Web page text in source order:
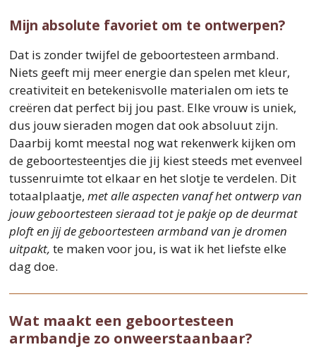
Mijn absolute favoriet om te ontwerpen?
Dat is zonder twijfel de geboortesteen armband.
Niets geeft mij meer energie dan spelen met kleur,
creativiteit en betekenisvolle materialen om iets te
creëren dat perfect bij jou past. Elke vrouw is uniek,
dus jouw sieraden mogen dat ook absoluut zijn.
Daarbij komt meestal nog wat rekenwerk kijken om
de geboortesteentjes die jij kiest steeds met evenveel
tussenruimte tot elkaar en het slotje te verdelen. Dit
totaalplaatje, met alle aspecten vanaf het ontwerp van
jouw geboortesteen sieraad tot je pakje op de deurmat
ploft en jij de geboortesteen armband van je dromen
uitpakt, te maken voor jou, is wat ik het liefste elke
dag doe.
Wat maakt een geboortesteen
armbandje zo onweerstaanbaar?